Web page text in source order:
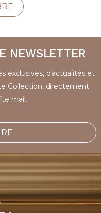
NEWSLETTER
exclusives, d’actualités et
Collection, directement
mail.